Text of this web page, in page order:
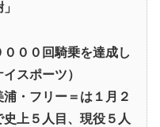
００回騎乗を達成し
スポーツ）
・フリー＝は１月２
上５人目、現役５人